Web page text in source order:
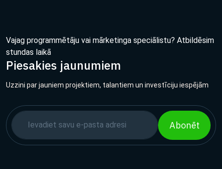
Vajag programmētāju vai mārketinga speciālistu? Atbildēsim
stundas laikā
Piesakies jaunumiem
Uzzini par jauniem projektiem, talantiem un investīciju iespējām
Abonēt